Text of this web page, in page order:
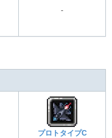
-
プロトタイプC